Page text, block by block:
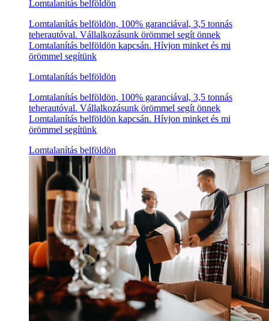
Lomtalanítás belföldön
Lomtalanítás belföldön, 100% garanciával, 3,5 tonnás
teherautóval. Vállalkozásunk örömmel segít önnek
Lomtalanítás belföldön kapcsán. Hívjon minket és mi
örömmel segítünk
Lomtalanítás belföldön
Lomtalanítás belföldön, 100% garanciával, 3,5 tonnás
teherautóval. Vállalkozásunk örömmel segít önnek
Lomtalanítás belföldön kapcsán. Hívjon minket és mi
örömmel segítünk
Lomtalanítás belföldön